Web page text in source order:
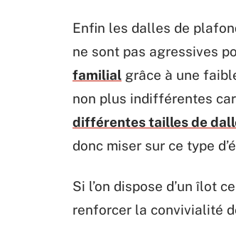
Enfin les dalles de
ne sont pas agressives
familial grâce à une
non plus indifférentes
différentes tailles de
donc miser sur ce type
Si l’on dispose d’un îlot
renforcer la convivialité